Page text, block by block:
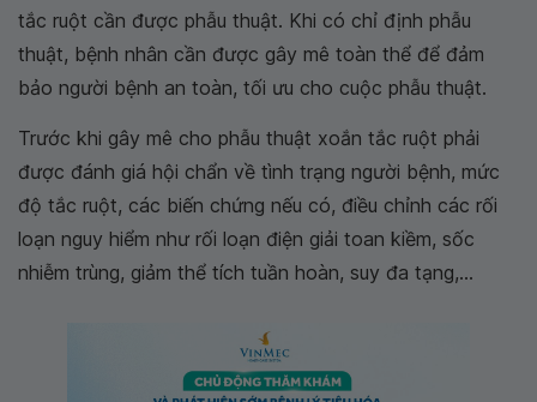
tắc ruột cần được phẫu thuật. Khi có chỉ định phẫu
thuật, bệnh nhân cần được gây mê toàn thể để đảm
bảo người bệnh an toàn, tối ưu cho cuộc phẫu thuật.
Trước khi gây mê cho phẫu thuật xoắn tắc ruột phải
được đánh giá hội chẩn về tình trạng người bệnh, mức
độ tắc ruột, các biến chứng nếu có, điều chỉnh các rối
loạn nguy hiểm như rối loạn điện giải toan kiềm, sốc
nhiễm trùng, giảm thể tích tuần hoàn, suy đa tạng,...